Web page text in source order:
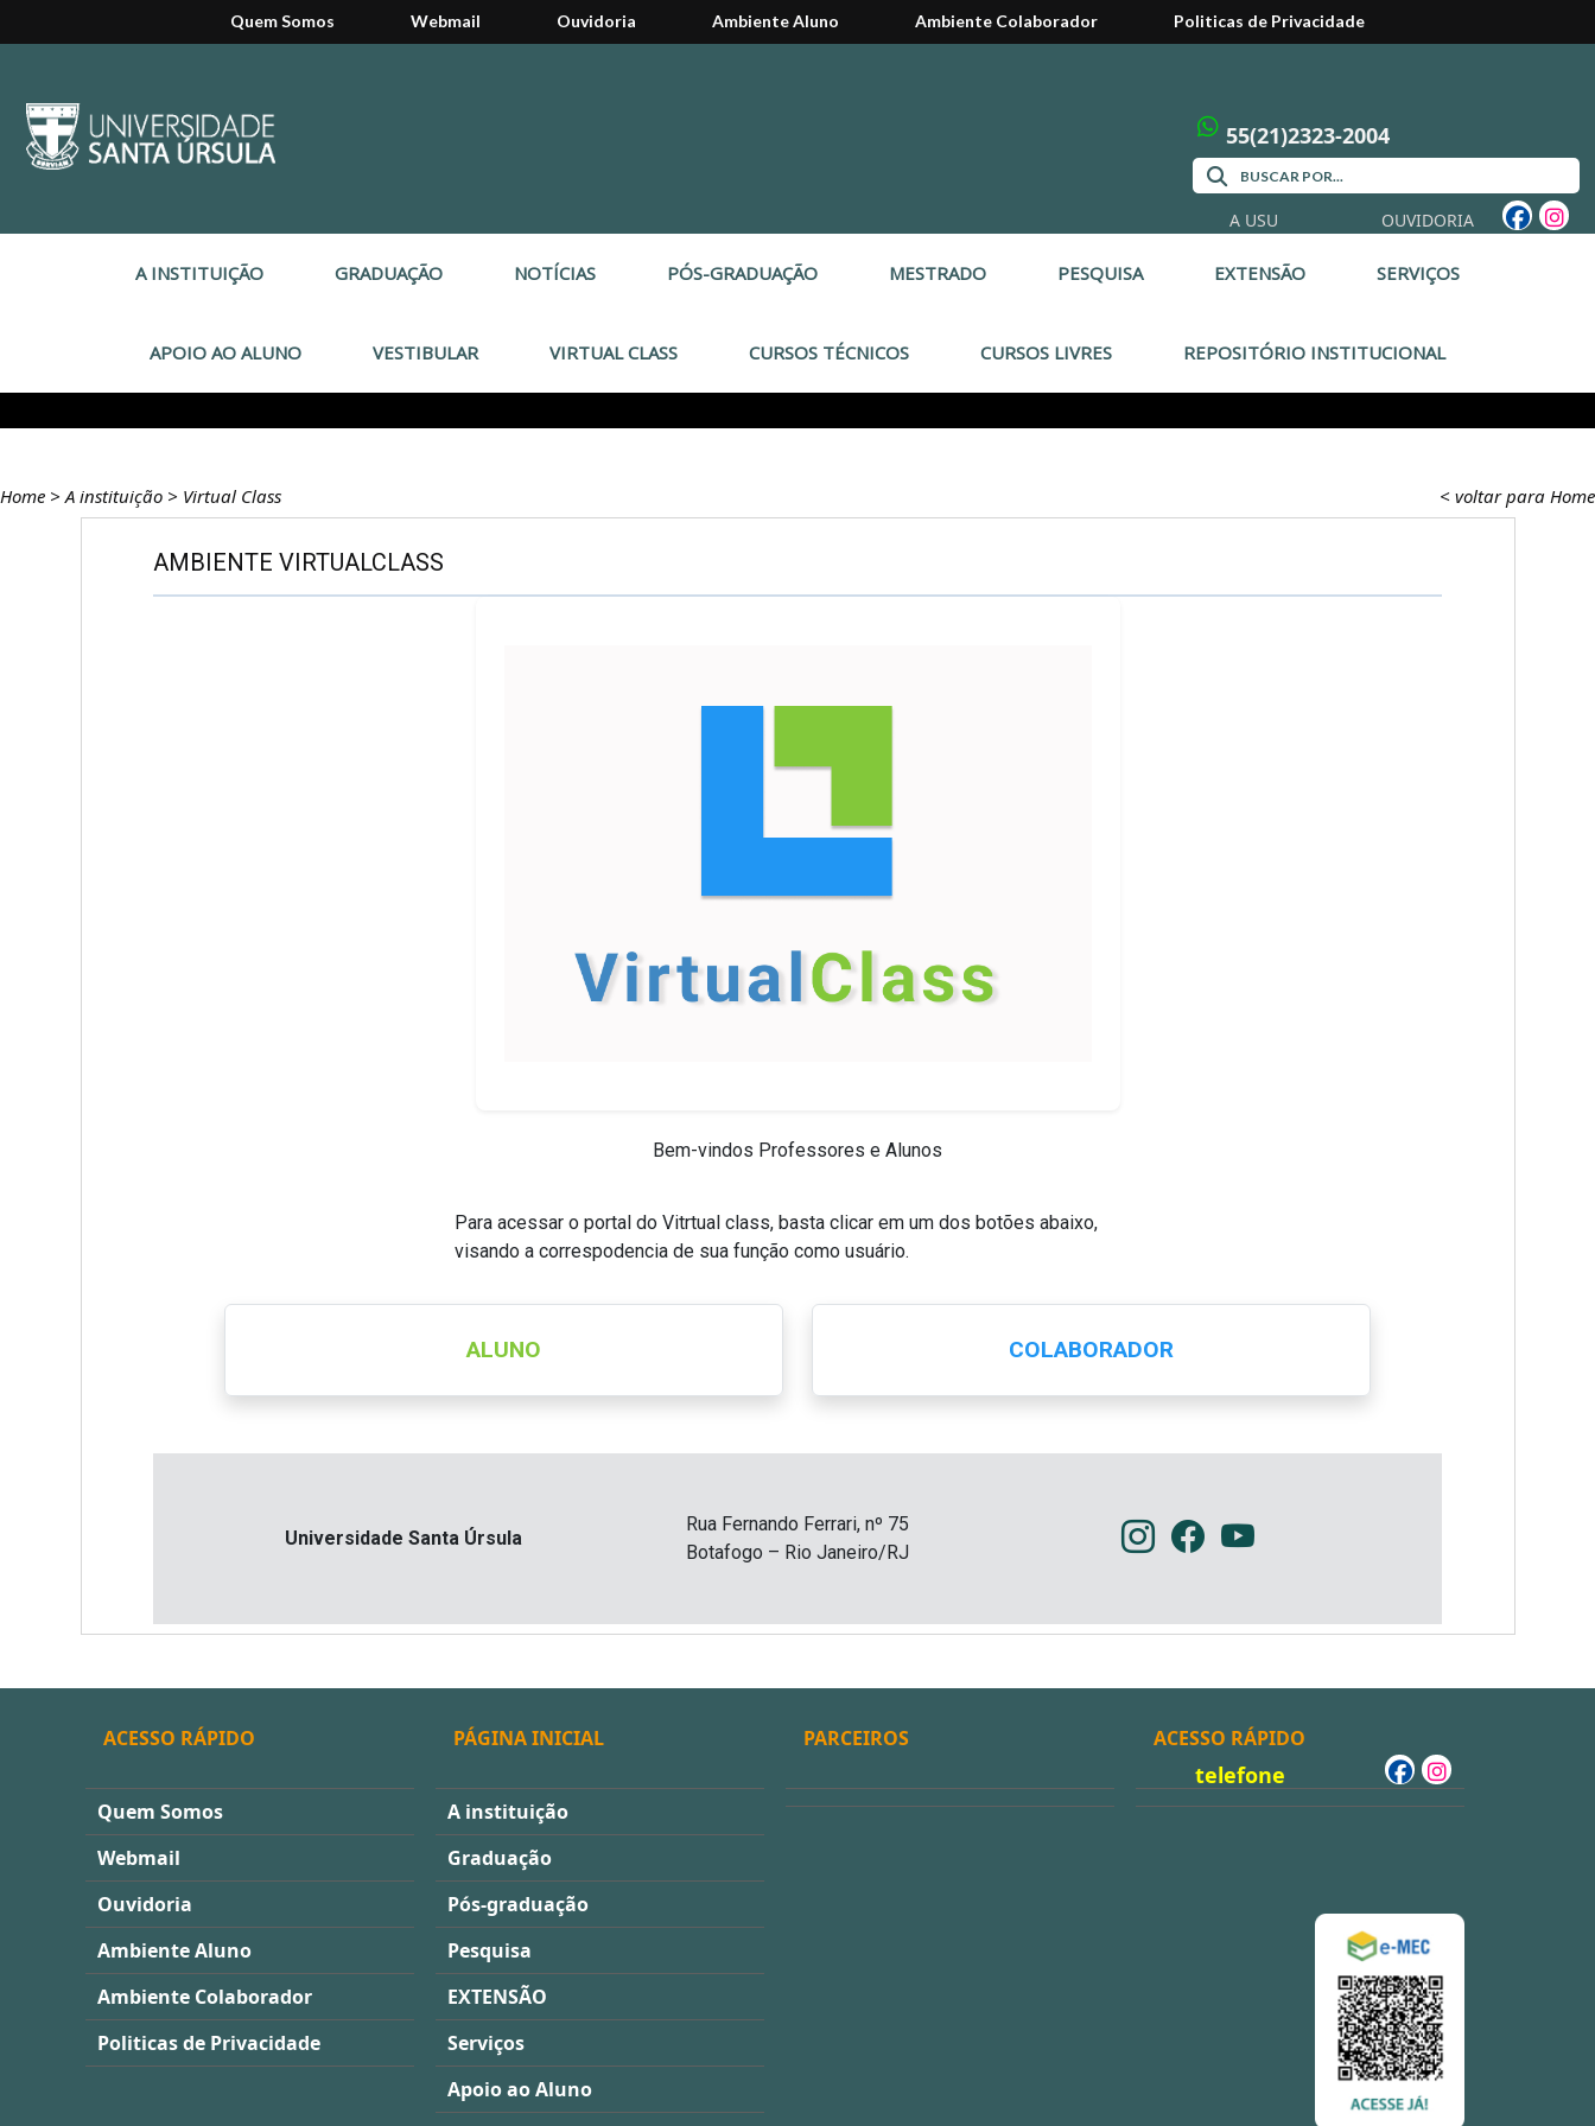
Quem Somos Webmail Ouvidoria Ambiente Aluno Ambiente Colaborador Politicas de Privacidade
55(21)2323-2004
A USU OUVIDORIA
A INSTITUIÇÃO GRADUAÇÃO NOTÍCIAS PÓS-GRADUAÇÃO MESTRADO PESQUISA EXTENSÃO SERVIÇOS
APOIO AO ALUNO VESTIBULAR VIRTUAL CLASS CURSOS TÉCNICOS CURSOS LIVRES REPOSITÓRIO INSTITUCIONAL
Home > A instituição > Virtual Class < voltar para Home
AMBIENTE VIRTUALCLASS
Bem-vindos Professores e Alunos
Para acessar o portal do Vitrtual class, basta clicar em um dos botões abaixo,
visando a correspodencia de sua função como usuário.
ALUNO COLABORADOR
Universidade Santa Úrsula
Rua Fernando Ferrari, nº 75
Botafogo – Rio Janeiro/RJ
ACESSO RÁPIDO
Quem Somos
Webmail
Ouvidoria
Ambiente Aluno
Ambiente Colaborador
Politicas de Privacidade
PÁGINA INICIAL
A instituição
Graduação
Pós-graduação
Pesquisa
EXTENSÃO
Serviços
Apoio ao Aluno
PARCEIROS ACESSO RÁPIDO
telefone